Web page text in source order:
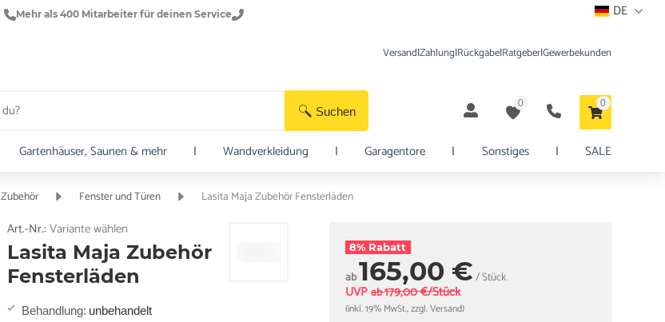
Mehr als 400 Mitarbeiter für deinen Service DE
Suchen
Versand|Zahlung|Rückgabe|Ratgeber|Gewerbekunden
0 0
Gartenhäuser, Saunen & mehr | Wandverkleidung | Garagentore | Sonstiges | SALE
Zubehör Fenster und Türen Lasita Maja Zubehör Fensterläden
Art.-Nr.: Variante wählen
Lasita Maja Zubehör
Fensterläden
Behandlung: unbehandelt
8% Rabatt
ab165,00 €/ Stück
UVP ab179,00 €/Stück
(inkl. 19% MwSt., zzgl. Versand)